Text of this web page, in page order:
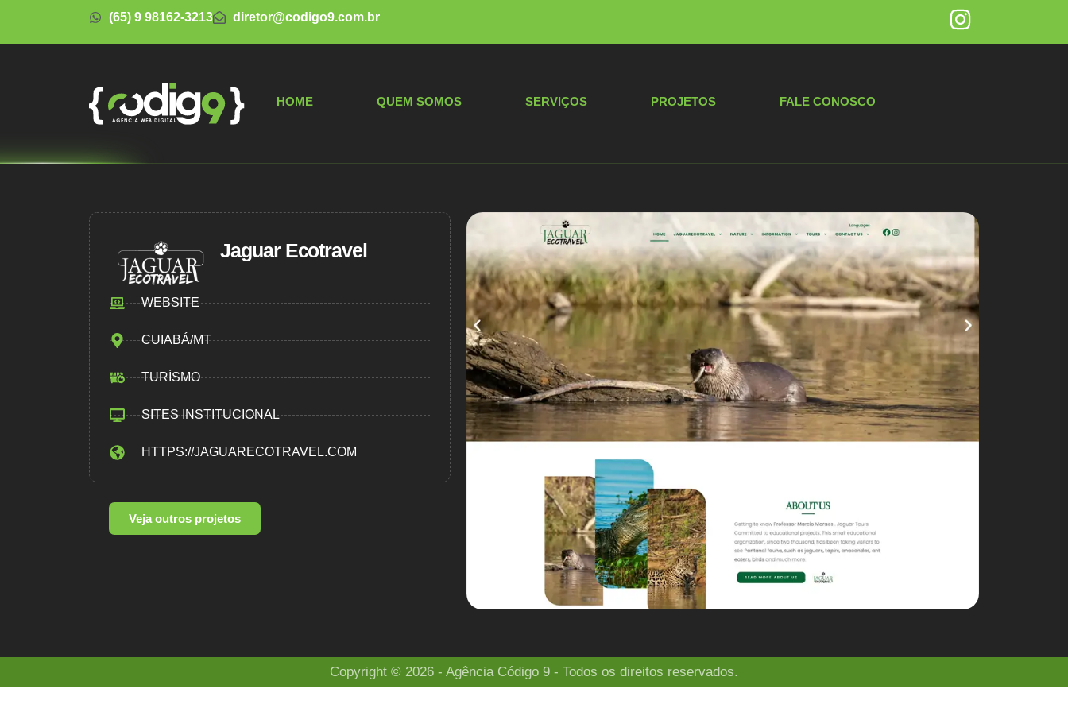
(65) 9 98162-3213 diretor@codigo9.com.br
HOME QUEM SOMOS SERVIÇOS PROJETOS FALE CONOSCO
Jaguar Ecotravel
WEBSITE
CUIABÁ/MT
TURÍSMO
SITES INSTITUCIONAL
HTTPS://JAGUARECOTRAVEL.COM
Veja outros projetos
Copyright © 2026 - Agência Código 9 - Todos os direitos reservados.